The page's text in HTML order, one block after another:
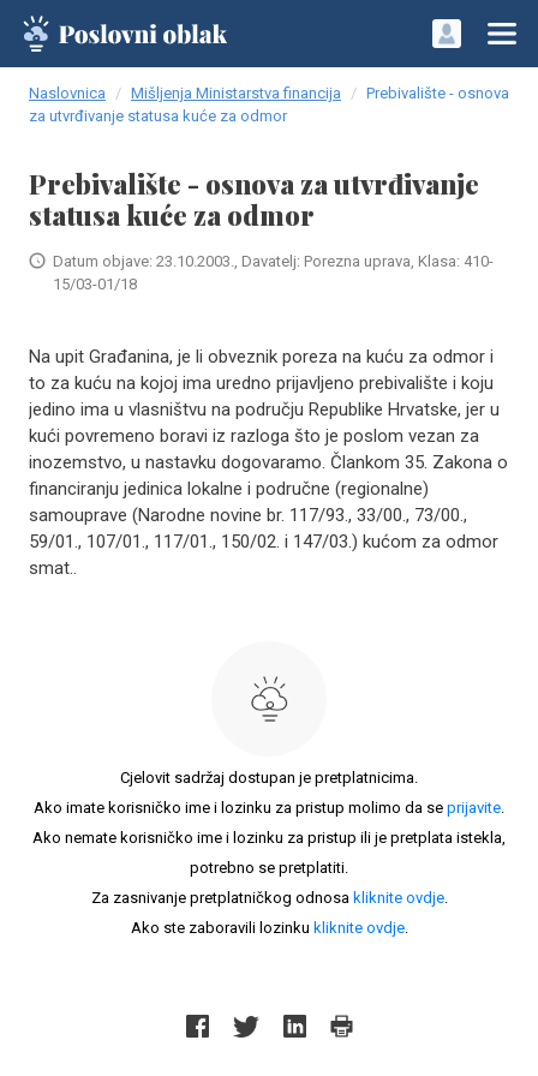
Naslovnica Mišljenja Ministarstva financija
Prebivalište - osnova
za utvrđivanje statusa kuće za odmor
Prebivalište - osnova za utvrđivanje
statusa kuće za odmor
Datum objave: 23.10.2003., Davatelj: Porezna uprava, Klasa: 410-
15/03-01/18
Na upit Građanina, je li obveznik poreza na kuću za odmor i
to za kuću na kojoj ima uredno prijavljeno prebivalište i koju
jedino ima u vlasništvu na području Republike Hrvatske, jer u
kući povremeno boravi iz razloga što je poslom vezan za
inozemstvo, u nastavku dogovaramo. Člankom 35. Zakona o
financiranju jedinica lokalne i područne (regionalne)
samouprave (Narodne novine br. 117/93., 33/00., 73/00.,
59/01., 107/01., 117/01., 150/02. i 147/03.) kućom za odmor
smat..
Cjelovit sadržaj dostupan je pretplatnicima.
Ako imate korisničko ime i lozinku za pristup molimo da se prijavite.
Ako nemate korisničko ime i lozinku za pristup ili je pretplata istekla,
potrebno se pretplatiti.
Za zasnivanje pretplatničkog odnosa kliknite ovdje.
Ako ste zaboravili lozinku kliknite ovdje.